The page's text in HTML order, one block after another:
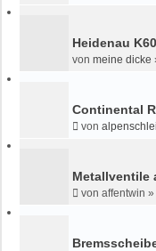
Heidenau
von meine dicke
Continental
von
Metallventile
von affentwin »